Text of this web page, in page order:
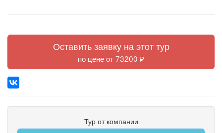
Оставить заявку на этот тур
по цене от 73200 ₽
Тур от компании